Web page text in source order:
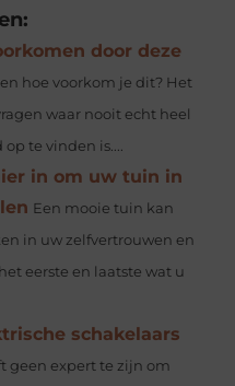
door deze
hoe voorkom je dit? Het
waar nooit echt heel
te vinden is....
in om uw tuin in
Een mooie tuin kan
in uw zelfvertrouwen en
eerste en laatste wat u
schakelaars
geen expert te zijn om